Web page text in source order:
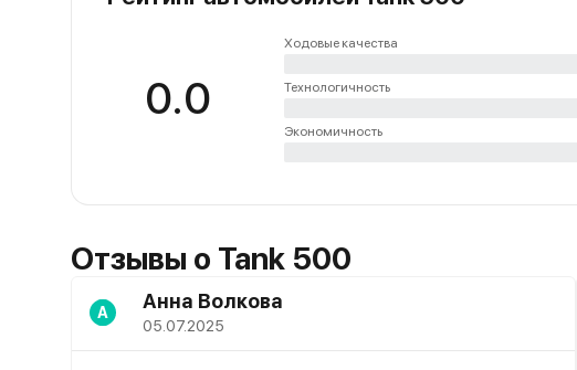
0.0
Ходовые качества
Технологичность
Экономичность
Отзывы о Tank 500
А Анна Волкова
05.07.2025